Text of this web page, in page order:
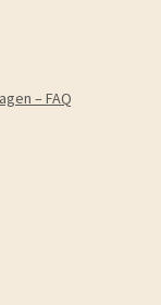
– FAQ